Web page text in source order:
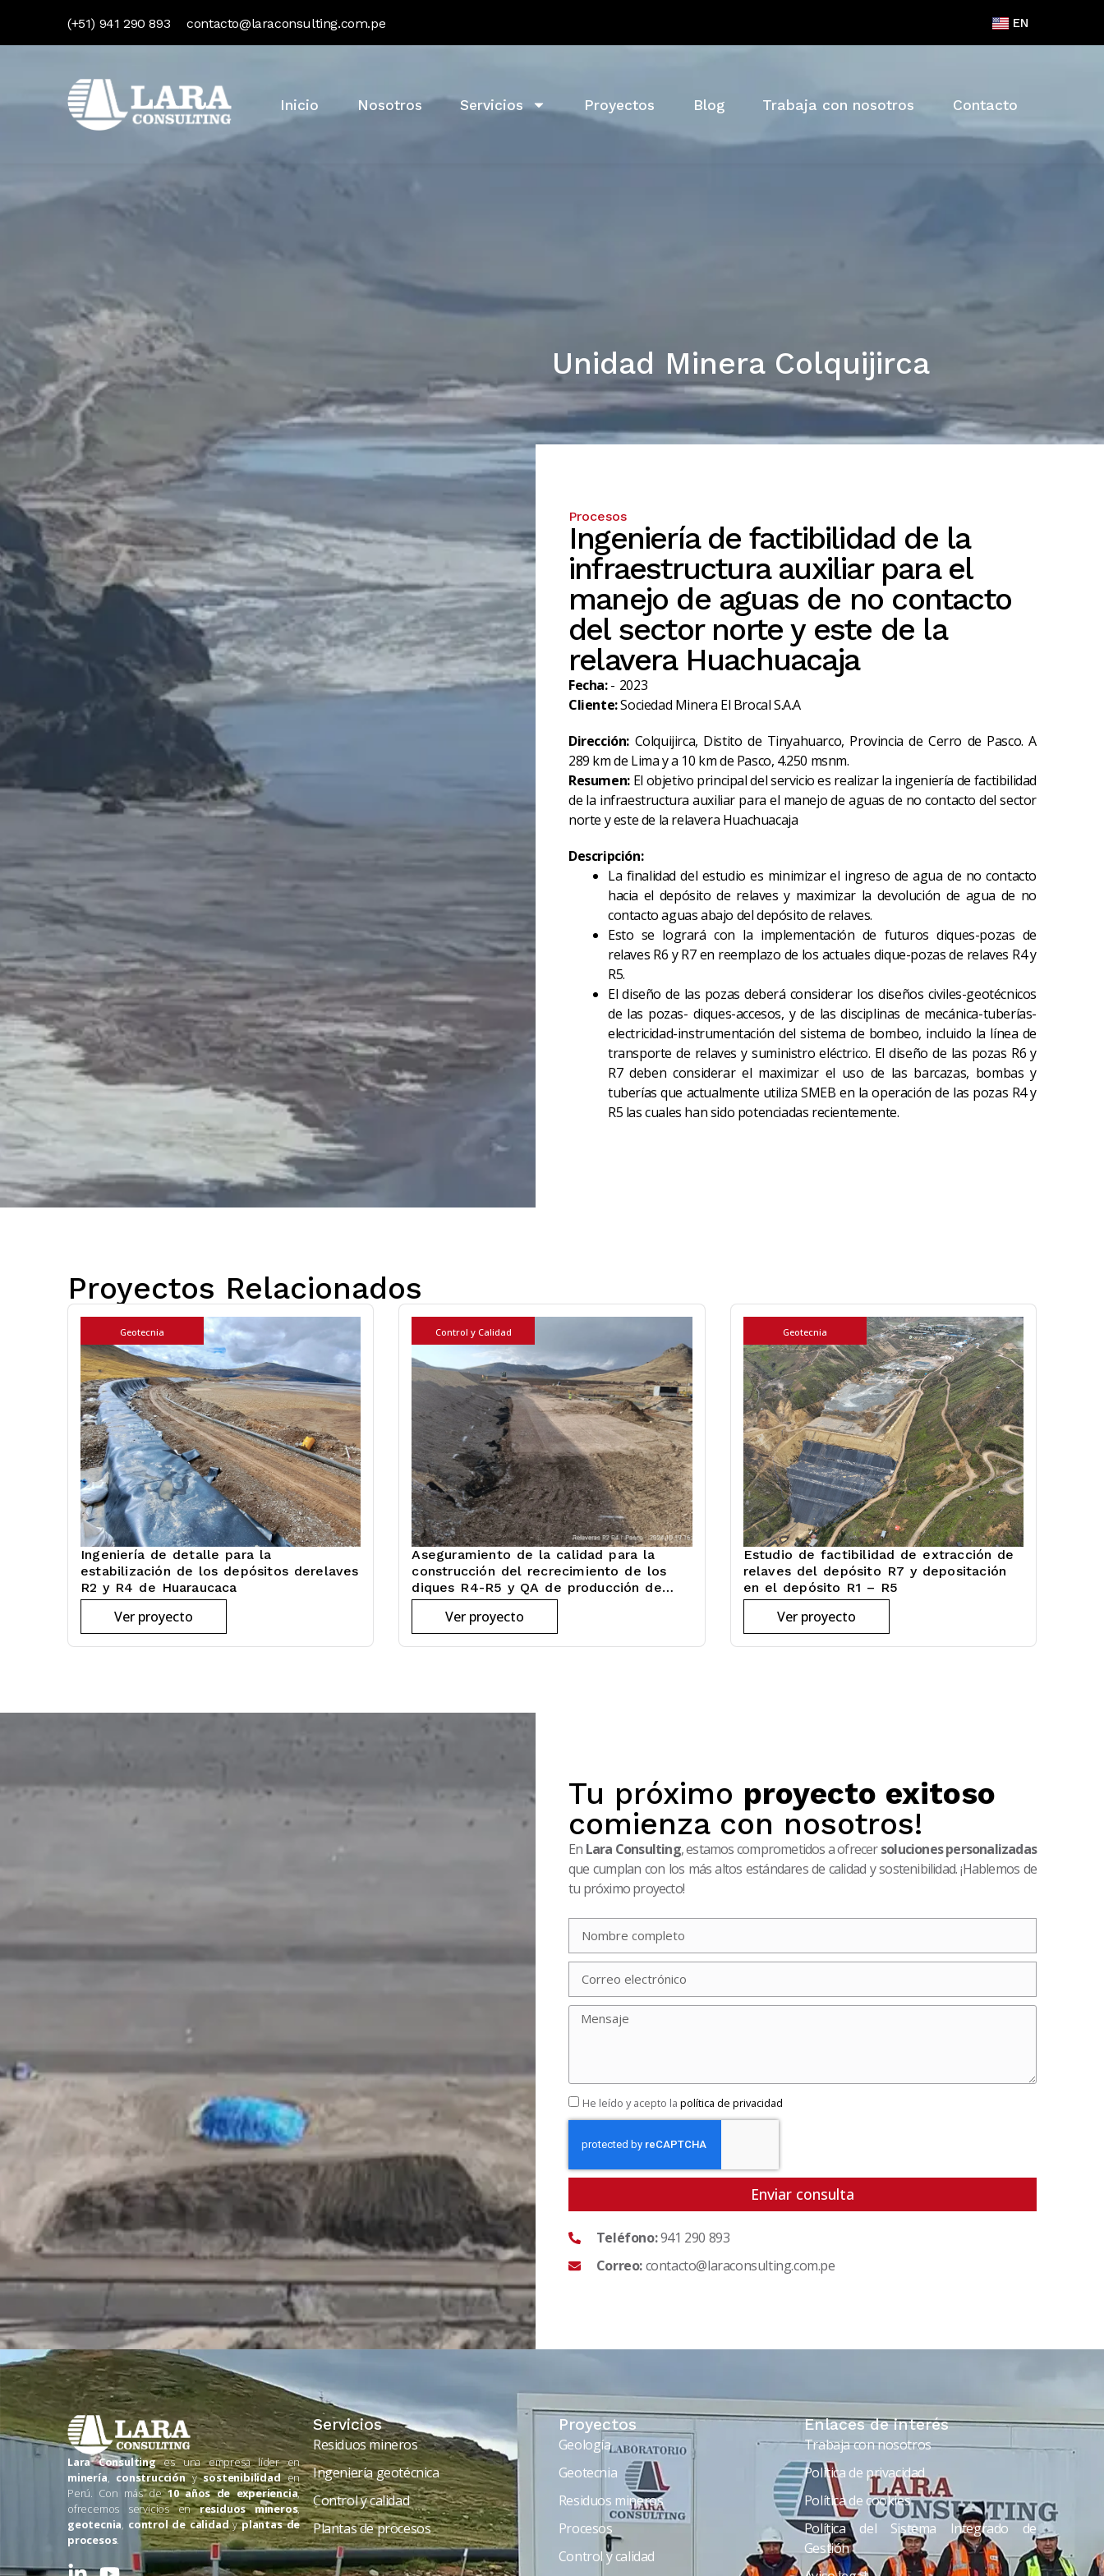
(+51) 941 290 893 contacto@laraconsulting.com.pe EN
Inicio Nosotros Servicios Proyectos Blog Trabaja con nosotros Contacto
Unidad Minera Colquijirca
Procesos
Ingeniería de factibilidad de la
infraestructura auxiliar para el
manejo de aguas de no contacto
del sector norte y este de la
relavera Huachuacaja
Fecha:- 2023
Cliente:Sociedad Minera El Brocal S.A.A
Dirección: Colquijirca, Distito de Tinyahuarco, Provincia de Cerro de Pasco. A
289 km de Lima y a 10 km de Pasco, 4.250 msnm.
Resumen: El objetivo principal del servicio es realizar la ingeniería de factibilidad
de la infraestructura auxiliar para el manejo de aguas de no contacto del sector
norte y este de la relavera Huachuacaja
Descripción:
La finalidad del estudio es minimizar el ingreso de agua de no contacto
hacia el depósito de relaves y maximizar la devolución de agua de no
contacto aguas abajo del depósito de relaves.
Esto se logrará con la implementación de futuros diques-pozas de
relaves R6 y R7 en reemplazo de los actuales dique-pozas de relaves R4 y
R5.
El diseño de las pozas deberá considerar los diseños civiles-geotécnicos
de las pozas- diques-accesos, y de las disciplinas de mecánica-tuberías-
electricidad-instrumentación del sistema de bombeo, incluido la línea de
transporte de relaves y suministro eléctrico. El diseño de las pozas R6 y
R7 deben considerar el maximizar el uso de las barcazas, bombas y
tuberías que actualmente utiliza SMEB en la operación de las pozas R4 y
R5 las cuales han sido potenciadas recientemente.
Proyectos Relacionados
Geotecnia
Ingeniería de detalle para la
estabilización de los depósitos derelaves
R2 y R4 de Huaraucaca
Ver proyecto
Control y Calidad
Aseguramiento de la calidad para la
construcción del recrecimiento de los
diques R4-R5 y QA de producción de
materiales de construcción de los diques
R4-R5Ver proyecto
Geotecnia
Estudio de factibilidad de extracción de
relaves del depósito R7 y depositación
en el depósito R1 – R5
Ver proyecto
Tu próximo proyecto exitoso
comienza con nosotros!
En Lara Consulting, estamos comprometidos a ofrecersoluciones personalizadas
que cumplan con los más altos estándares de calidad y sostenibilidad. ¡Hablemos de
tu próximo proyecto!
He leído y acepto la política de privacidad
Enviar consulta
Teléfono:941 290 893
Correo:contacto@laraconsulting.com.pe
Lara Consultinges una empresa líder en
minería, construcciónysostenibilidaden
Perú. Con más de10 años de experiencia,
ofrecemos servicios enresiduos mineros,
geotecnia, control de calidadyplantas de
procesos.
Servicios
Residuos mineros
Ingeniería geotécnica
Control y calidad
Plantas de procesos
Proyectos
Geología
Geotecnia
Residuos mineros
Procesos
Control y calidad
Enlaces de interés
Trabaja con nosotros
Política de privacidad
Política de cookies
Política del Sistema Integrado de
Gestión